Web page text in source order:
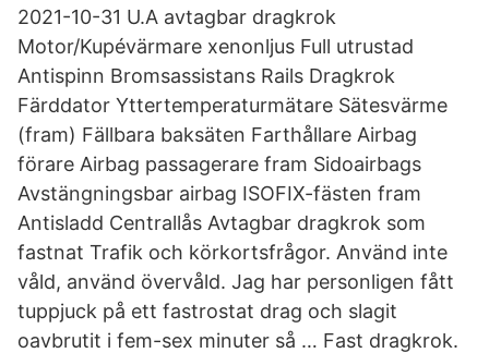
2021-10-31 U.A avtagbar dragkrok
Motor/Kupévärmare xenonljus Full utrustad
Antispinn Bromsassistans Rails Dragkrok
Färddator Yttertemperaturmätare Sätesvärme
(fram) Fällbara baksäten Farthållare Airbag
förare Airbag passagerare fram Sidoairbags
Avstängningsbar airbag ISOFIX-fästen fram
Antisladd Centrallås Avtagbar dragkrok som
fastnat Trafik och körkortsfrågor. Använd inte
våld, använd övervåld. Jag har personligen fått
tuppjuck på ett fastrostat drag och slagit
oavbrutit i fem-sex minuter så … Fast dragkrok.